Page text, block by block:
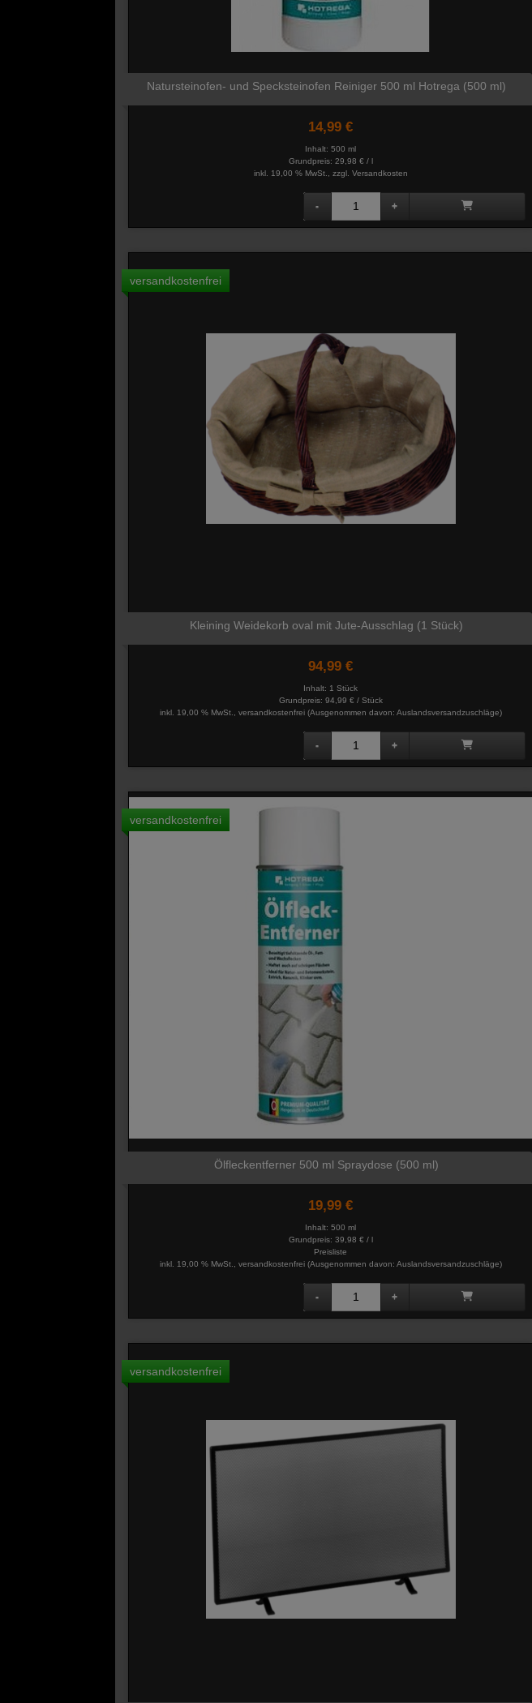
Natursteinofen- und Specksteinofen Reiniger 500 ml Hotrega (500 ml)
14,99 €
Inhalt: 500 ml
Grundpreis: 29,98 € / l
inkl. 19,00 % MwSt., zzgl. Versandkosten
versandkostenfrei
Kleining Weidekorb oval mit Jute-Ausschlag (1 Stück)
94,99 €
Inhalt: 1 Stück
Grundpreis: 94,99 € / Stück
inkl. 19,00 % MwSt., versandkostenfrei (Ausgenommen davon: Auslandsversandzuschläge)
versandkostenfrei
Ölfleckentferner 500 ml Spraydose (500 ml)
19,99 €
Inhalt: 500 ml
Grundpreis: 39,98 € / l
Preisliste
inkl. 19,00 % MwSt., versandkostenfrei (Ausgenommen davon: Auslandsversandzuschläge)
versandkostenfrei